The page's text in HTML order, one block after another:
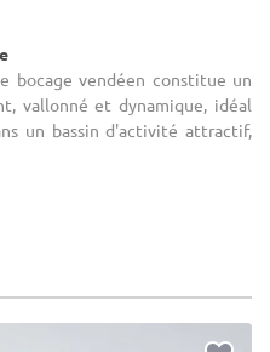
bocage vendéen constitue un
vallonné et dynamique, idéal
un bassin d'activité attractif,